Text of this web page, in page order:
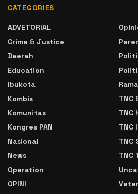
CATEGORIES
ADVETORIAL
Crime & Justice
Daerah
Education
Ibukota
Kombis
Komunitas
Kongres PAN
Nasional
News
Operation
OPINI
TNC
TNC
TNC
TNC
TNC